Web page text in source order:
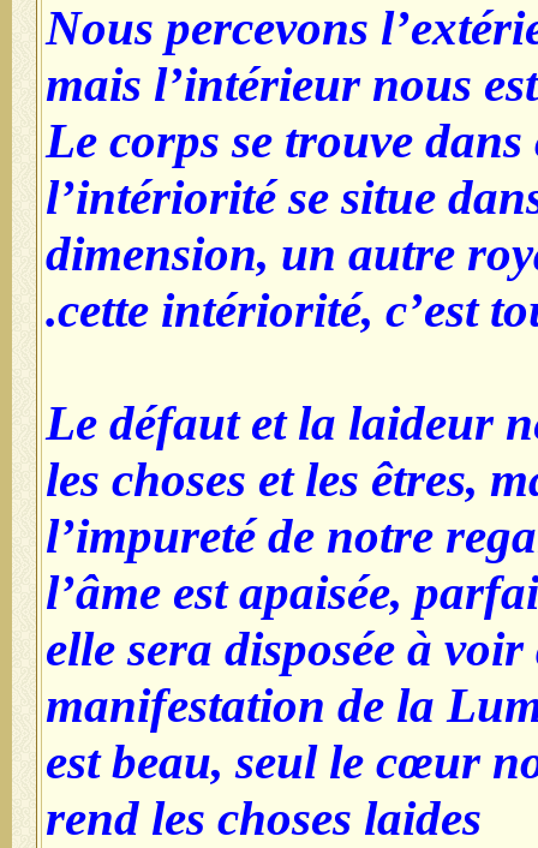
Nous
mais
Le corps se
l’intériorité se
dimension, un
cette
Le défaut et
les choses et
l’impureté de
l’âme est
elle sera
manifestation
est beau,
rend les